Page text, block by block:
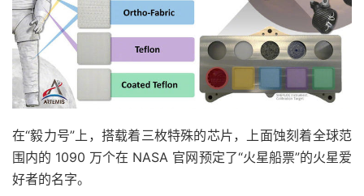
在“毅力号”上，搭载着三枚特殊的芯片，上面蚀刻着全球范
围内的 1090 万个在 NASA 官网预定了“火星船票”的火星爱
好者的名字。